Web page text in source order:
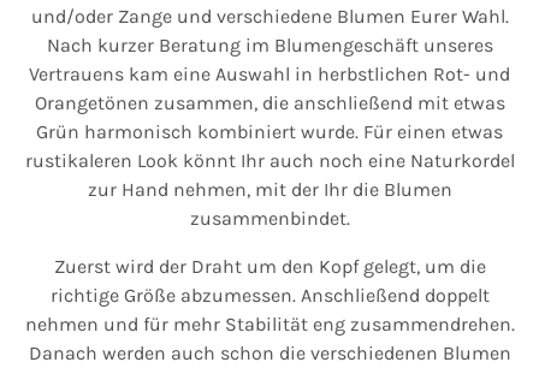
und/oder Zange und verschiedene Blumen Eurer Wahl.
Nach kurzer Beratung im Blumengeschäft unseres
Vertrauens kam eine Auswahl in herbstlichen Rot- und
Orangetönen zusammen, die anschließend mit etwas
Grün harmonisch kombiniert wurde. Für einen etwas
rustikaleren Look könnt Ihr auch noch eine Naturkordel
zur Hand nehmen, mit der Ihr die Blumen
zusammenbindet.
Zuerst wird der Draht um den Kopf gelegt, um die
richtige Größe abzumessen. Anschließend doppelt
nehmen und für mehr Stabilität eng zusammendrehen.
Danach werden auch schon die verschiedenen Blumen